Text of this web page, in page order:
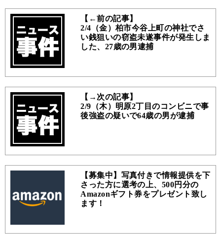
【←前の記事】
2/4（金）柏市今谷上町の神社でさ
い銭狙いの窃盗未遂事件が発生しま
した、27歳の男逮捕
【→次の記事】
2/9（木）明原2丁目のコンビニで事
後強盗の疑いで64歳の男が逮捕
【募集中】写真付きで情報提供を下
さった方に選考の上、500円分の
Amazonギフト券をプレゼント致し
ます！